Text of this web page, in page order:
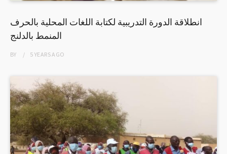
انطلاقة الدورة التدريبية لكتابة اللغات المحلية بالحرف
المنمط بالدلنج
BY 5 YEARSAGO